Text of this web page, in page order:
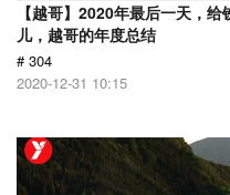
【越哥】2020年最后一天，
儿，越哥的年度总结
# 304
2020-12-31 10:15